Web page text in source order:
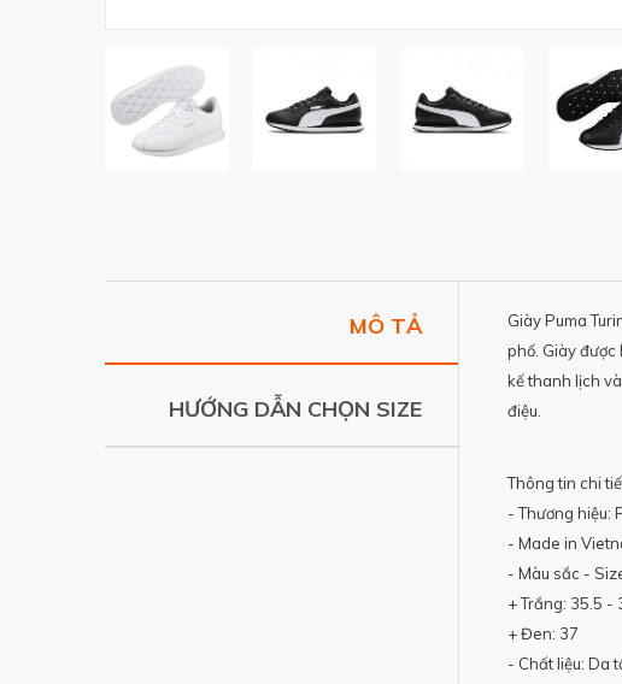
MÔ TẢ
HƯỚNG DẪN CHỌN SIZE
Giày Puma
phố. Giày
kế thanh lịch
điệu.
Thông tin chi
- Thương hiệu:
- Made in
- Màu sắc -
+ Trắng: 35.5 -
+ Đen: 37
- Chất liệu: Da